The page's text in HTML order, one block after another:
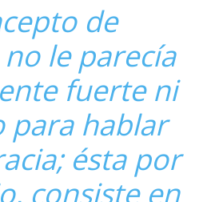
de
le parecía
fuerte ni
para hablar
ésta por
consiste en